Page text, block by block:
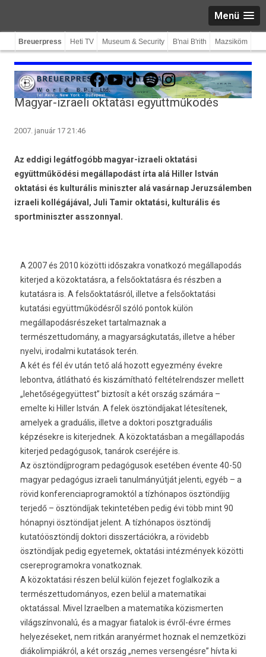
Menü
Breuerpress Heti TV Museum & Security B'nai B'rith Mazsiköm
Facebook
YouTube
TikTokSpotifyInstagram
Magyar-izraeli oktatási együttműködés
2007. január 17 21:46
Az eddigi legátfogóbb magyar-izraeli oktatási
együttműködési megállapodást írta alá Hiller István
oktatási és kulturális miniszter alá vasárnap Jeruzsálemben
izraeli kollégájával, Juli Tamir oktatási, kulturális és
sportminiszter asszonnyal.
A 2007 és 2010 közötti időszakra vonatkozó megállapodás
kiterjed a közoktatásra, a felsőoktatásra és részben a
kutatásra is. A felsőoktatásról, illetve a felsőoktatási
kutatási együttműködésről szóló pontok külön
megállapodásrészeket tartalmaznak a
természettudomány, a magyarságkutatás, illetve a héber
nyelvi, irodalmi kutatások terén.
A két és fél év után tető alá hozott egyezmény évekre
lebontva, átlátható és kiszámítható feltételrendszer mellett
„lehetőségegyüttest” biztosít a két ország számára –
emelte ki Hiller István. A felek ösztöndíjakat létesítenek,
amelyek a graduális, illetve a doktori posztgraduális
képzésekre is kiterjednek. A közoktatásban a megállapodás
kiterjed pedagógusok, tanárok cseréjére is.
Az ösztöndíjprogram pedagógusok esetében évente 40-50
magyar pedagógus izraeli tanulmányútját jelenti, egyéb – a
rövid konferenciaprogramoktól a tízhónapos ösztöndíjig
terjedő – ösztöndíjak tekintetében pedig évi több mint 90
hónapnyi ösztöndíjat jelent. A tízhónapos ösztöndíj
kutatóösztöndíj doktori disszertációkra, a rövidebb
ösztöndíjak pedig egyetemek, oktatási intézmények közötti
csereprogramokra vonatkoznak.
A közoktatási részen belül külön fejezet foglalkozik a
természettudományos, ezen belül a matematikai
oktatással. Mivel Izraelben a matematika közismerten
világszínvonalú, és a magyar fiatalok is évről-évre érmes
helyezéseket, nem ritkán aranyérmet hoznak el nemzetközi
diákolimpiákról, a két ország „nemes versengésre” hívta ki